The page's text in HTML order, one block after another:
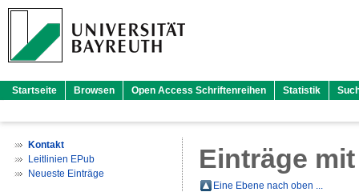
Startseite Browsen Open Access Schriftenreihen Statistik
Kontakt
Leitlinien EPub
Neueste Einträge
Einträge
Eine Ebene nach oben ...